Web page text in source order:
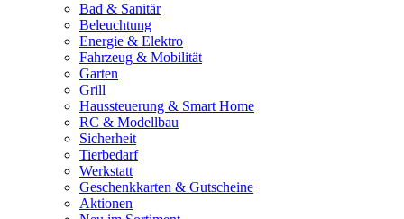
Bad & Sanitär
Beleuchtung
Energie & Elektro
Fahrzeug & Mobilität
Garten
Grill
Haussteuerung & Smart Home
RC & Modellbau
Sicherheit
Tierbedarf
Werkstatt
Geschenkkarten & Gutscheine
Aktionen